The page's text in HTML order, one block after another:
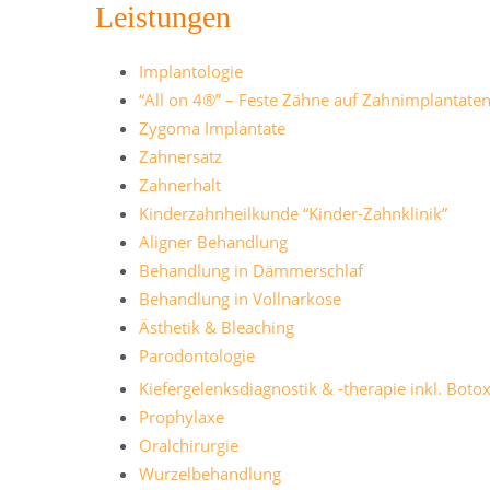
Leistungen
Implantologie
“All on 4®” – Feste Zähne auf Zahnimplantaten
Zygoma Implantate
Zahnersatz
Zahnerhalt
Kinderzahnheilkunde “Kinder-Zahnklinik”
Aligner Behandlung
Behandlung in Dämmerschlaf
Behandlung in Vollnarkose
Ästhetik & Bleaching
Parodontologie
Kiefergelenksdiagnostik & -therapie inkl. Botox
Prophylaxe
Oralchirurgie
Wurzelbehandlung